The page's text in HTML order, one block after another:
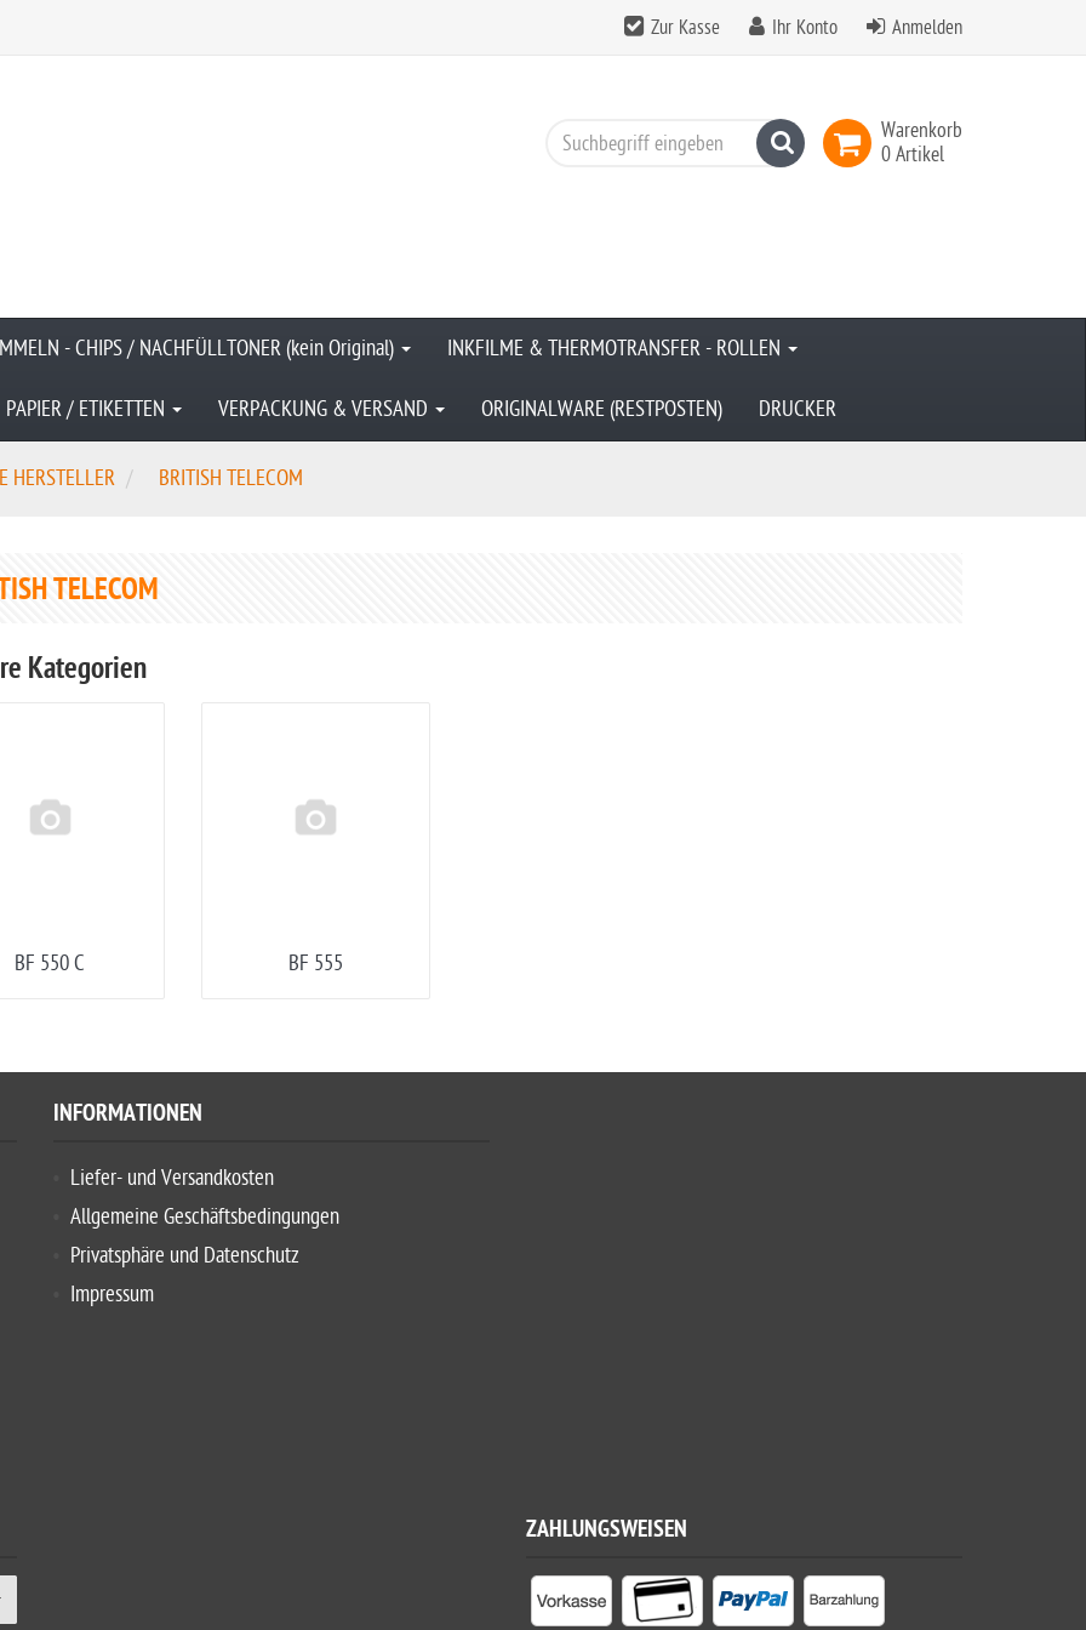
Zur Kasse Ihr Konto Anmelden
Warenkorb
0 Artikel
Suchen
- CHIPS / NACHFÜLLTONER (kein Original) INKFILME & THERMOTRANSFER - ROLLEN
PAPIER / ETIKETTEN VERPACKUNG & VERSAND ORIGINALWARE (RESTPOSTEN) DRUCKER
HERSTELLER BRITISH TELECOM
TELECOM
Kategorien
BF 550 C BF 555
INFORMATIONEN
Liefer- und Versandkosten
Allgemeine Geschäftsbedingungen
Privatsphäre und Datenschutz
Impressum
ZAHLUNGSWEISEN